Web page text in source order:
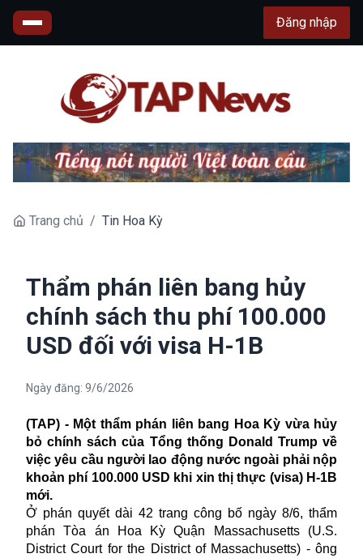
Đăng nhập
Trang chủ / Tin Hoa Kỳ
Thẩm phán liên bang hủy
chính sách thu phí 100.000
USD đối với visa H-1B
Ngày đăng: 9/6/2026
(TAP) - Một thẩm phán liên bang Hoa Kỳ vừa hủy
bỏ chính sách của Tổng thống Donald Trump về
việc yêu cầu người lao động nước ngoài phải nộp
khoản phí 100.000 USD khi xin thị thực (visa) H-1B
mới.
Ở phán quyết dài 42 trang công bố ngày 8/6, thẩm
phán Tòa án Hoa Kỳ Quận Massachusetts (U.S.
District Court for the District of Massachusetts) - ông